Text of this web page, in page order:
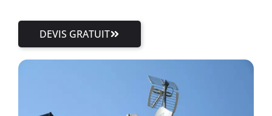
DEVIS GRATUIT